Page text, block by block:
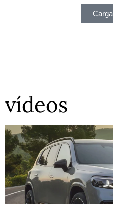
vídeos